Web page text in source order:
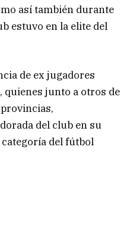
así también durante
estuvo en la elite del
de ex jugadores
quienes junto a otros de
del club en su
del fútbol